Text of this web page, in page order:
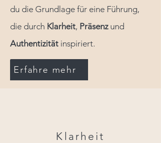
du die Grundlage für eine Führung,
die durch Klarheit, Präsenzund
Authentizität inspiriert.
Erfahre mehr
Klarheit